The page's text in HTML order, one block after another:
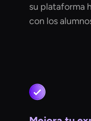
su plataforma
con los